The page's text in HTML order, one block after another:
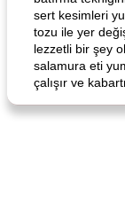
sert kesimleri
tozu ile yer
lezzetli bir şey
salamura eti
çalışır ve